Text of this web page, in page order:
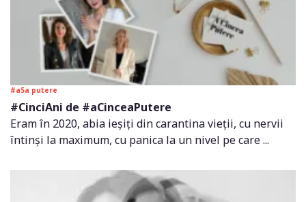
#a5a putere
#CinciAni de #aCinceaPutere
Eram în 2020, abia ieșiți din carantina vieții, cu nervii
întinși la maximum, cu panica la un nivel pe care ...